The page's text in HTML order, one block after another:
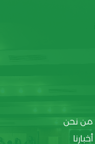
من نحن
أخبارنا